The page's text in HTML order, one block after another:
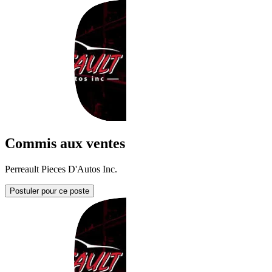
Commis aux ventes
Perreault Pieces D'Autos Inc.
Postuler pour ce poste